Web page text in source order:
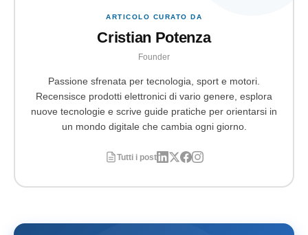
ARTICOLO CURATO DA
Cristian Potenza
Founder
Passione sfrenata per tecnologia, sport e motori.
Recensisce prodotti elettronici di vario genere, esplora
nuove tecnologie e scrive guide pratiche per orientarsi in
un mondo digitale che cambia ogni giorno.
Tutti i post